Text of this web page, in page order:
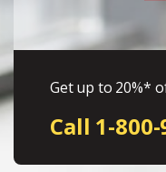
Get up to 20%*
Call 1-